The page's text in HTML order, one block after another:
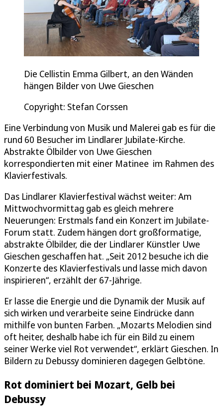
Die Cellistin Emma Gilbert, an den Wänden
hängen Bilder von Uwe Gieschen
Copyright: Stefan Corssen
Eine Verbindung von Musik und Malerei gab es für die
rund 60 Besucher im Lindlarer Jubilate-Kirche.
Abstrakte Ölbilder von Uwe Gieschen
korrespondierten mit einer Matinee im Rahmen des
Klavierfestivals.
Das Lindlarer Klavierfestival wächst weiter: Am
Mittwochvormittag gab es gleich mehrere
Neuerungen: Erstmals fand ein Konzert im Jubilate-
Forum statt. Zudem hängen dort großformatige,
abstrakte Ölbilder, die der Lindlarer Künstler Uwe
Gieschen geschaffen hat. „Seit 2012 besuche ich die
Konzerte des Klavierfestivals und lasse mich davon
inspirieren“, erzählt der 67-Jährige.
Er lasse die Energie und die Dynamik der Musik auf
sich wirken und verarbeite seine Eindrücke dann
mithilfe von bunten Farben. „Mozarts Melodien sind
oft heiter, deshalb habe ich für ein Bild zu einem
seiner Werke viel Rot verwendet“, erklärt Gieschen. In
Bildern zu Debussy dominieren dagegen Gelbtöne.
Rot dominiert bei Mozart, Gelb bei
Debussy